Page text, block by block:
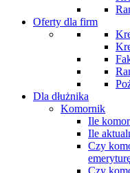
Oferty dla firm
Dla dłużnika
Komornik
Ile
Ile
Czy
Czy